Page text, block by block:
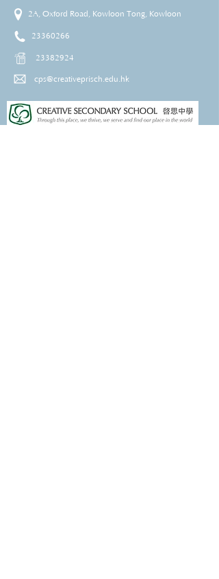
2A, Oxford Road, Kowloon Tong, Kowloon
23360266
23382924
cps@creativeprisch.edu.hk